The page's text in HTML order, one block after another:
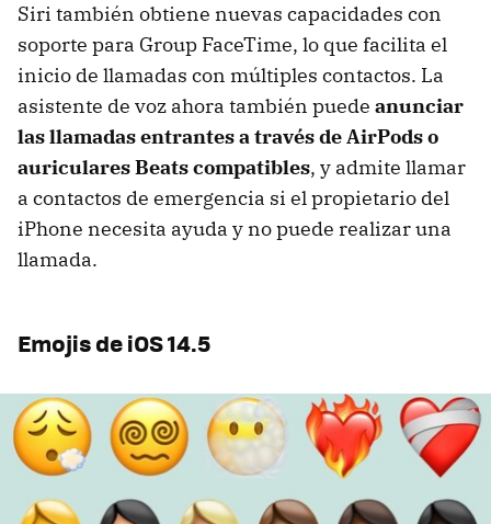
Siri también obtiene nuevas capacidades con
soporte para Group FaceTime, lo que facilita el
inicio de llamadas con múltiples contactos. La
asistente de voz ahora también puede anunciar
las llamadas entrantes a través de AirPods o
auriculares Beats compatibles, y admite llamar
a contactos de emergencia si el propietario del
iPhone necesita ayuda y no puede realizar una
llamada.
Emojis de iOS 14.5